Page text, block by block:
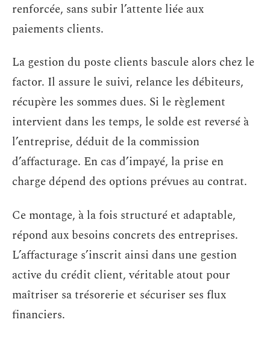
renforcée, sans subir l’attente liée aux
paiements clients.
La gestion du poste clients bascule alors chez le
factor. Il assure le suivi, relance les débiteurs,
récupère les sommes dues. Si le règlement
intervient dans les temps, le solde est reversé à
l’entreprise, déduit de la commission
d’affacturage. En cas d’impayé, la prise en
charge dépend des options prévues au contrat.
Ce montage, à la fois structuré et adaptable,
répond aux besoins concrets des entreprises.
L’affacturage s’inscrit ainsi dans une gestion
active du crédit client, véritable atout pour
maîtriser sa trésorerie et sécuriser ses flux
financiers.